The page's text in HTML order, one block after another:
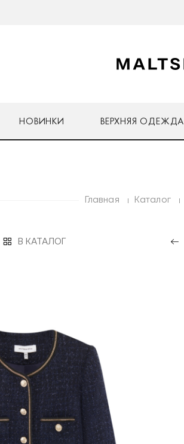
НОВИНКИ ВЕРХНЯЯ ОДЕЖДА
Главная Каталог
В КАТАЛОГ